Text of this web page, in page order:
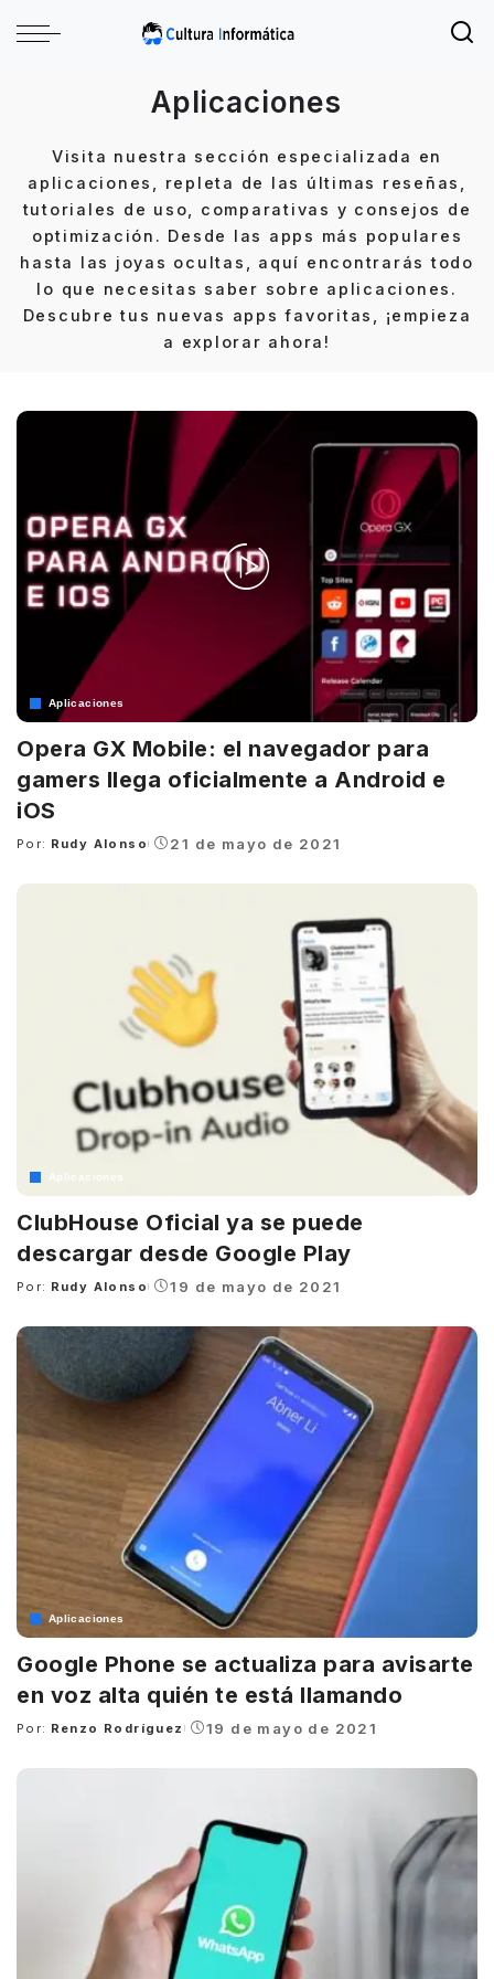
Aplicaciones
Visita nuestra sección especializada en
aplicaciones, repleta de las últimas reseñas,
tutoriales de uso, comparativas y consejos de
optimización. Desde las apps más populares
hasta las joyas ocultas, aquí encontrarás todo
lo que necesitas saber sobre aplicaciones.
Descubre tus nuevas apps favoritas, ¡empieza
a explorar ahora!
Aplicaciones
Opera GX Mobile: el navegador para
gamers llega oficialmente a Android e
iOS
Posted
Por: Rudy Alonso 21 de mayo de 2021
Aplicaciones
ClubHouse Oficial ya se puede
descargar desde Google Play
Posted
Por: Rudy Alonso 19 de mayo de 2021
Aplicaciones
Google Phone se actualiza para avisarte
en voz alta quién te está llamando
Posted
Por: Renzo Rodríguez 19 de mayo de 2021